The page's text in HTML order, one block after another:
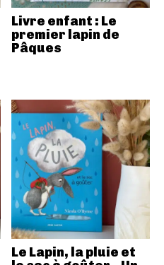
Livre enfant : Le
premier lapin de
Pâques
Le Lapin, la pluie et